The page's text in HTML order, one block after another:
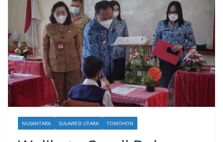
NUSANTARA SULAWESI UTARA TOMOHON